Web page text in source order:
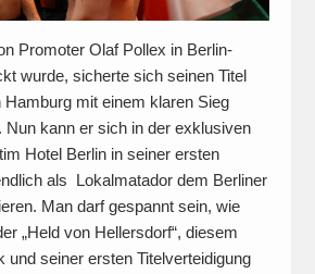
Promoter Olaf Pollex in Berlin-
wurde, sicherte sich seinen Titel
mit einem klaren Sieg
Nun kann er sich in der exklusiven
Hotel Berlin in seiner ersten
als Lokalmatador dem Berliner
Man darf gespannt sein, wie
„Held von Hellersdorf“, diesem
und seiner ersten Titelverteidigung